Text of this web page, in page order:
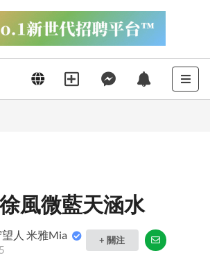
風微藍天涵水
人 米雅Mia + 關注